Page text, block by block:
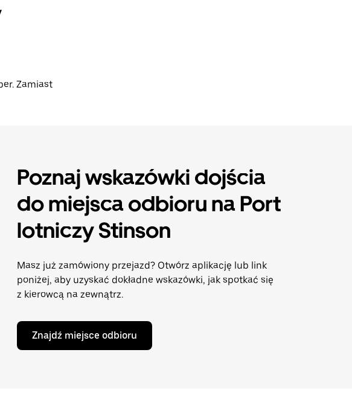
Zamiast
Poznaj wskazówki dojścia
do miejsca odbioru na Port
lotniczy Stinson
Masz już zamówiony przejazd? Otwórz aplikację lub link
poniżej, aby uzyskać dokładne wskazówki, jak spotkać się
z kierowcą na zewnątrz.
Znajdź miejsce odbioru